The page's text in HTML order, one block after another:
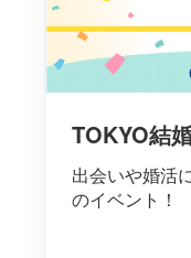
TOKYO結
出会いや婚活
のイベント！